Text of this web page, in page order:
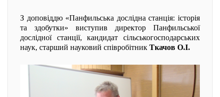
З доповіддю «Панфильська дослідна станція: історія
та здобутки» виступив директор Панфильської
дослідної станції, кандидат сільськогосподарських
наук, старший науковий співробітник Ткачов О.І.